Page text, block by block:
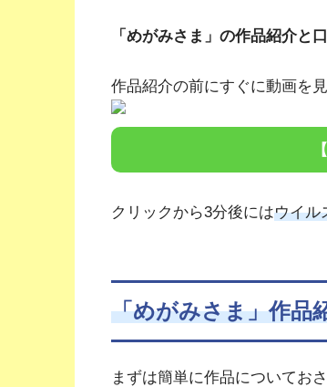
「めがみさま」の作品紹介と
作品紹介の前にすぐに動画を
クリックから3分後にはウイル
「めがみさま」作品
まずは簡単に作品についてお